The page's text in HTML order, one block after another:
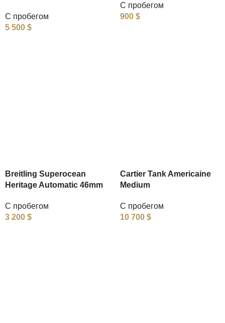
С пробегом
5 500 $
С пробегом
900 $
Breitling Superocean
Heritage Automatic 46mm
С пробегом
3 200 $
Cartier Tank Americaine
Medium
С пробегом
10 700 $